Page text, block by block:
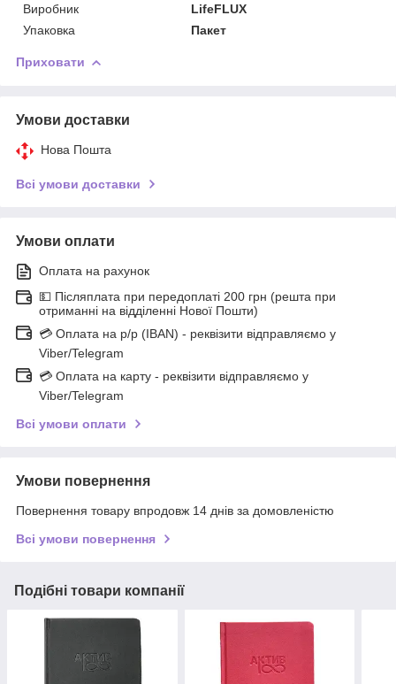
Виробник
LifeFLUX
Упаковка
Пакет
Приховати
Умови доставки
Нова Пошта
Всі умови доставки
Умови оплати
Оплата на рахунок
💵 Післяплата при передоплаті 200 грн (решта при
отриманні на відділенні Нової Пошти)
💳 Оплата на р/р (IBAN) - реквізити відправляємо у
Viber/Telegram
💳 Оплата на карту - реквізити відправляємо у
Viber/Telegram
Всі умови оплати
Умови повернення
Повернення товару впродовж 14 днів за домовленістю
Всі умови повернення
Подібні товари компанії